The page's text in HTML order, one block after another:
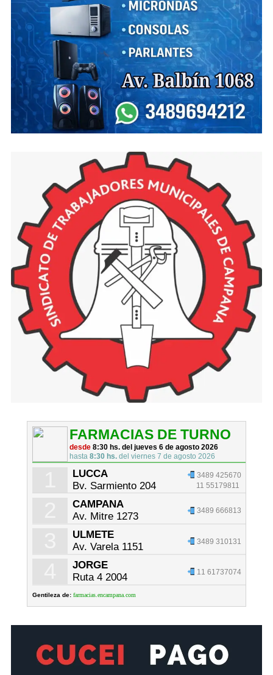
FARMACIAS DE TURNO
desde8:30 hs. del jueves 6 de agosto 2026
hasta8:30 hs. del viernes 7 de agosto 2026
LUCCA
Bv. Sarmiento 204
3489 425670
11 55179811
CAMPANA
Av. Mitre 1273
3489 666813
ULMETE
Av. Varela 1151
3489 310131
JORGE
Ruta 4 2004
11 61737074
Gentileza de: farmacias.encampana.com